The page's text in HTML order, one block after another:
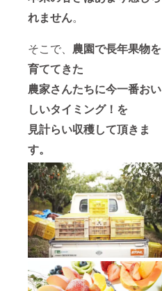
れません。
そこで、 農園で長年果物を
育ててきた
農家さんたちに今一番おい
しいタイミング！を
見計らい収穫して頂きま
す。